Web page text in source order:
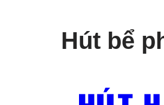
Hút bể